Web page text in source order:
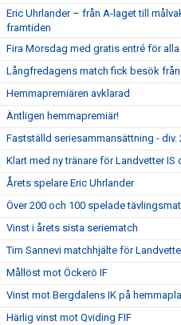
Eric Uhrlander – från A-laget till
framtiden
Fira Morsdag med gratis entré för
Långfredagens match fick besök från
Hemmapremiären avklarad
Äntligen hemmapremiär!
Fastställd seriesammansättning - div.
Klart med ny tränare för Landvetter IS
Årets spelare Eric Uhrlander
Över 200 och 100 spelade
Vinst i årets sista seriematch
Tim Sannevi matchhjälte för
Mållöst mot Öckerö IF
Vinst mot Bergdalens IK på
Härlig vinst mot Qviding FIF